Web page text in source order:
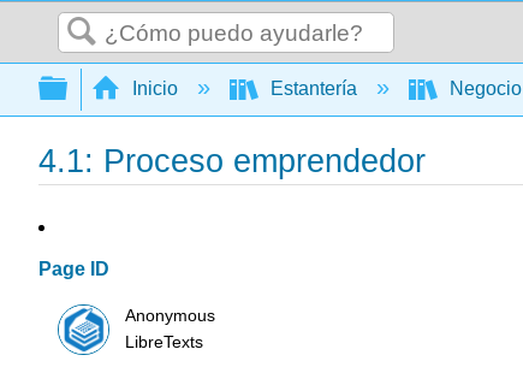
Buscar
Expandir/contraer jerarquía global
Inicio Estantería Negocio
4.1: Proceso emprendedor
Page ID
Anonymous
LibreTexts